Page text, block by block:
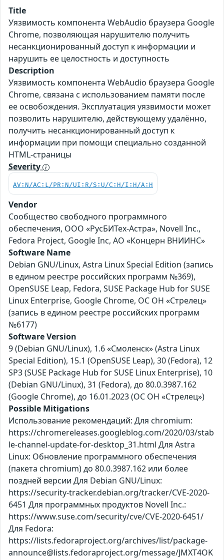
Title
Уязвимость компонента WebAudio браузера Google
Chrome, позволяющая нарушителю получить
несанкционированный доступ к информации и
нарушить ее целостность и доступность
Description
Уязвимость компонента WebAudio браузера Google
Chrome, связана с использованием памяти после
ее освобождения. Эксплуатация уязвимости может
позволить нарушителю, действующему удалённо,
получить несанкционированный доступ к
информации при помощи специально созданной
HTML-страницы
Severity
AV:N/AC:L/PR:N/UI:R/S:U/C:H/I:H/A:H
Vendor
Сообщество свободного программного
обеспечения, ООО «РусБИТех-Астра», Novell Inc.,
Fedora Project, Google Inc, АО «Концерн ВНИИНС»
Software Name
Debian GNU/Linux, Astra Linux Special Edition (запись
в едином реестре российских программ №369),
OpenSUSE Leap, Fedora, SUSE Package Hub for SUSE
Linux Enterprise, Google Chrome, ОС ОН «Стрелец»
(запись в едином реестре российских программ
№6177)
Software Version
9 (Debian GNU/Linux), 1.6 «Смоленск» (Astra Linux
Special Edition), 15.1 (OpenSUSE Leap), 30 (Fedora), 12
SP3 (SUSE Package Hub for SUSE Linux Enterprise), 10
(Debian GNU/Linux), 31 (Fedora), до 80.0.3987.162
(Google Chrome), до 16.01.2023 (ОС ОН «Стрелец»)
Possible Mitigations
Использование рекомендаций: Для chromium:
https://chromereleases.googleblog.com/2020/03/stab
le-channel-update-for-desktop_31.html Для Astra
Linux: Обновление программного обеспечения
(пакета chromium) до 80.0.3987.162 или более
поздней версии Для Debian GNU/Linux:
https://security-tracker.debian.org/tracker/CVE-2020-
6451 Для программных продуктов Novell Inc.:
https://www.suse.com/security/cve/CVE-2020-6451/
Для Fedora:
https://lists.fedoraproject.org/archives/list/package-
announce@lists.fedoraproject.org/message/JMXT4OK